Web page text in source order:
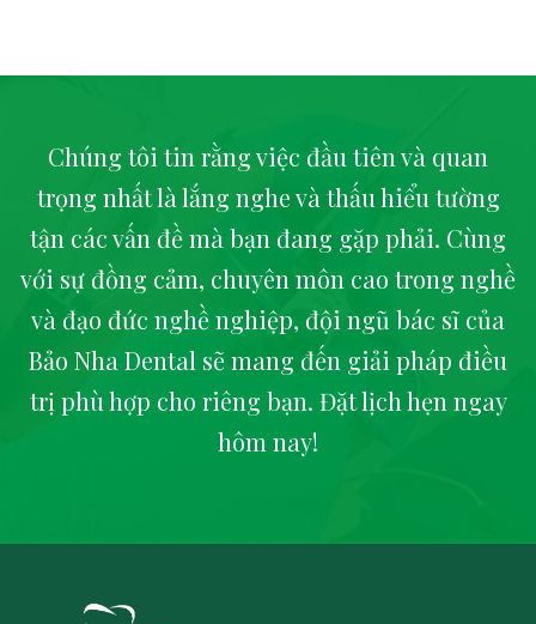
Chúng tôi tin rằng việc đầu tiên và quan
trọng nhất là lắng nghe và thấu hiểu tường
tận các vấn đề mà bạn đang gặp phải. Cùng
với sự đồng cảm, chuyên môn cao trong nghề
và đạo đức nghề nghiệp, đội ngũ bác sĩ của
Bảo Nha Dental sẽ mang đến giải pháp điều
trị phù hợp cho riêng bạn. Đặt lịch hẹn ngay
hôm nay!